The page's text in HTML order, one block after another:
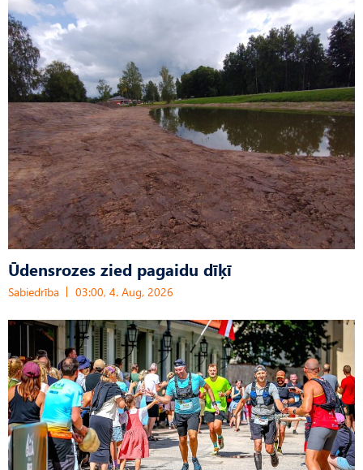
Ūdensrozes zied pagaidu dīķī
Sabiedrība 03:00, 4. Aug, 2026